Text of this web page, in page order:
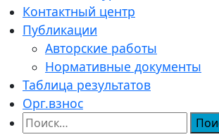
Контактный центр
Публикации
Авторские работы
Нормативные документы
Таблица результатов
Орг.взнос
Найти: